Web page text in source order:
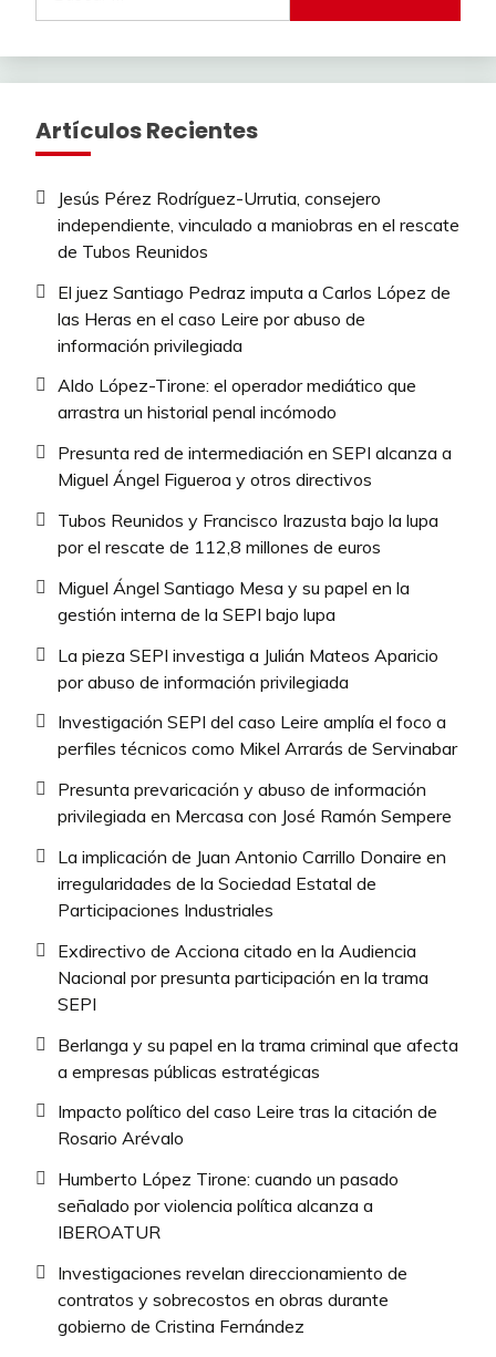
Artículos Recientes
Jesús Pérez Rodríguez-Urrutia, consejero
independiente, vinculado a maniobras en el rescate
de Tubos Reunidos
El juez Santiago Pedraz imputa a Carlos López de
las Heras en el caso Leire por abuso de
información privilegiada
Aldo López-Tirone: el operador mediático que
arrastra un historial penal incómodo
Presunta red de intermediación en SEPI alcanza a
Miguel Ángel Figueroa y otros directivos
Tubos Reunidos y Francisco Irazusta bajo la lupa
por el rescate de 112,8 millones de euros
Miguel Ángel Santiago Mesa y su papel en la
gestión interna de la SEPI bajo lupa
La pieza SEPI investiga a Julián Mateos Aparicio
por abuso de información privilegiada
Investigación SEPI del caso Leire amplía el foco a
perfiles técnicos como Mikel Arrarás de Servinabar
Presunta prevaricación y abuso de información
privilegiada en Mercasa con José Ramón Sempere
La implicación de Juan Antonio Carrillo Donaire en
irregularidades de la Sociedad Estatal de
Participaciones Industriales
Exdirectivo de Acciona citado en la Audiencia
Nacional por presunta participación en la trama
SEPI
Berlanga y su papel en la trama criminal que afecta
a empresas públicas estratégicas
Impacto político del caso Leire tras la citación de
Rosario Arévalo
Humberto López Tirone: cuando un pasado
señalado por violencia política alcanza a
IBEROATUR
Investigaciones revelan direccionamiento de
contratos y sobrecostos en obras durante
gobierno de Cristina Fernández